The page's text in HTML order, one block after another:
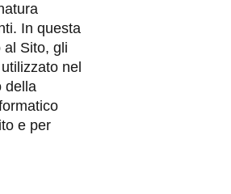
In questa
al Sito, gli
nel
della
e per